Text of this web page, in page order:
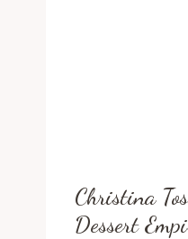
Christina
Dessert